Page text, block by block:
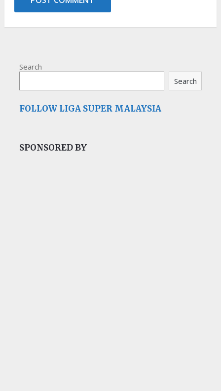
Search
Search
FOLLOW LIGA SUPER MALAYSIA
SPONSORED BY